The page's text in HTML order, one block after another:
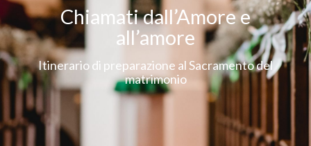
Chiamati dall’Amore e
all’amore
Itinerario di preparazione al Sacramento del
matrimonio